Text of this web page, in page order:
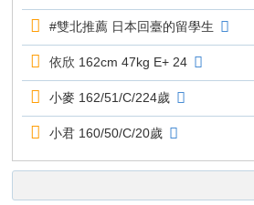
#雙北推薦 日本回臺的留學生
依欣 162cm 47kg E+ 24
小麥 162/51/C/224歲
小君 160/50/C/20歲